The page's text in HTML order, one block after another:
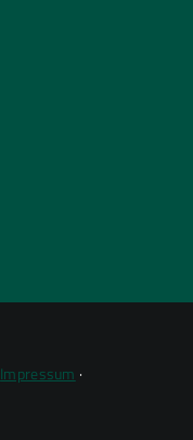
Impressum ·